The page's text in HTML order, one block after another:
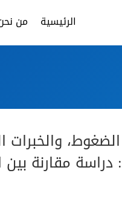
الرئيسية من
والخبرات
دراسة مقارنة